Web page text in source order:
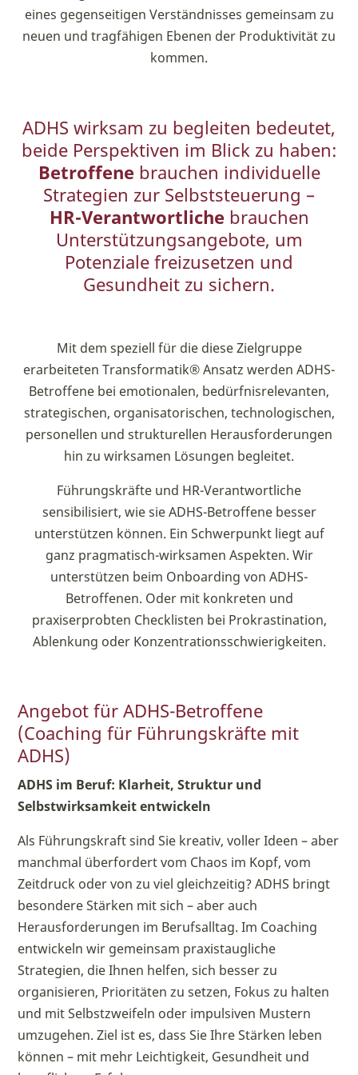
eines gegenseitigen Verständnisses gemeinsam zu
neuen und tragfähigen Ebenen der Produktivität zu
kommen.
ADHS wirksam zu begleiten bedeutet,
beide Perspektiven im Blick zu haben:
Betroffene brauchen individuelle
Strategien zur Selbststeuerung –
HR-Verantwortliche brauchen
Unterstützungsangebote, um
Potenziale freizusetzen und
Gesundheit zu sichern.
Mit dem speziell für die diese Zielgruppe
erarbeiteten Transformatik® Ansatz werden ADHS-
Betroffene bei emotionalen, bedürfnisrelevanten,
strategischen, organisatorischen, technologischen,
personellen und strukturellen Herausforderungen
hin zu wirksamen Lösungen begleitet.
Führungskräfte und HR-Verantwortliche
sensibilisiert, wie sie ADHS-Betroffene besser
unterstützen können. Ein Schwerpunkt liegt auf
ganz pragmatisch-wirksamen Aspekten. Wir
unterstützen beim Onboarding von ADHS-
Betroffenen. Oder mit konkreten und
praxiserprobten Checklisten bei Prokrastination,
Ablenkung oder Konzentrationsschwierigkeiten.
Angebot für ADHS-Betroffene
(Coaching für Führungskräfte mit
ADHS)
ADHS im Beruf: Klarheit, Struktur und
Selbstwirksamkeit entwickeln
Als Führungskraft sind Sie kreativ, voller Ideen – aber
manchmal überfordert vom Chaos im Kopf, vom
Zeitdruck oder von zu viel gleichzeitig? ADHS bringt
besondere Stärken mit sich – aber auch
Herausforderungen im Berufsalltag. Im Coaching
entwickeln wir gemeinsam praxistaugliche
Strategien, die Ihnen helfen, sich besser zu
organisieren, Prioritäten zu setzen, Fokus zu halten
und mit Selbstzweifeln oder impulsiven Mustern
umzugehen. Ziel ist es, dass Sie Ihre Stärken leben
können – mit mehr Leichtigkeit, Gesundheit und